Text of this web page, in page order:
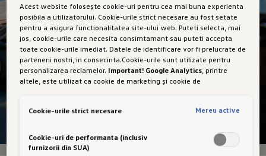
Acest website folosește cookie-uri pentru cea mai buna experienta
posibila a utilizatorului. Cookie-urile strict necesare au fost setate
pentru a asigura functionalitatea site-ului web. Puteti selecta, mai
jos, cookie-urile care necesita consimtamant sau puteti accepta
toate cookie-urile imediat. Datele de identificare vor fi prelucrate de
partenerii nostri, in consecinta.Cookie-urile sunt utilizate pentru
personalizarea reclamelor. Important! Google Analytics , printre
altele, este utilizat ca cookie de marketing și cookie de
protectie a datelor decat Uniunea Europeana. Prin urmare, nu poate
date datorita legislatiei actuale. Ca urmare, interferenta cu
drepturile și libertatile dumneavoastra personale nu poate fi
Cookie-urile strict necesare Mereu active
Cookie-uri de performanta (inclusiv
furnizorii din SUA)